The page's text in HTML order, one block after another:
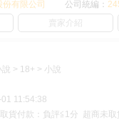
份有限公司 公司統編：
賣家介紹
說 > 18+ > 小說
11:54:38
貨付款：負評≦1分 超商未